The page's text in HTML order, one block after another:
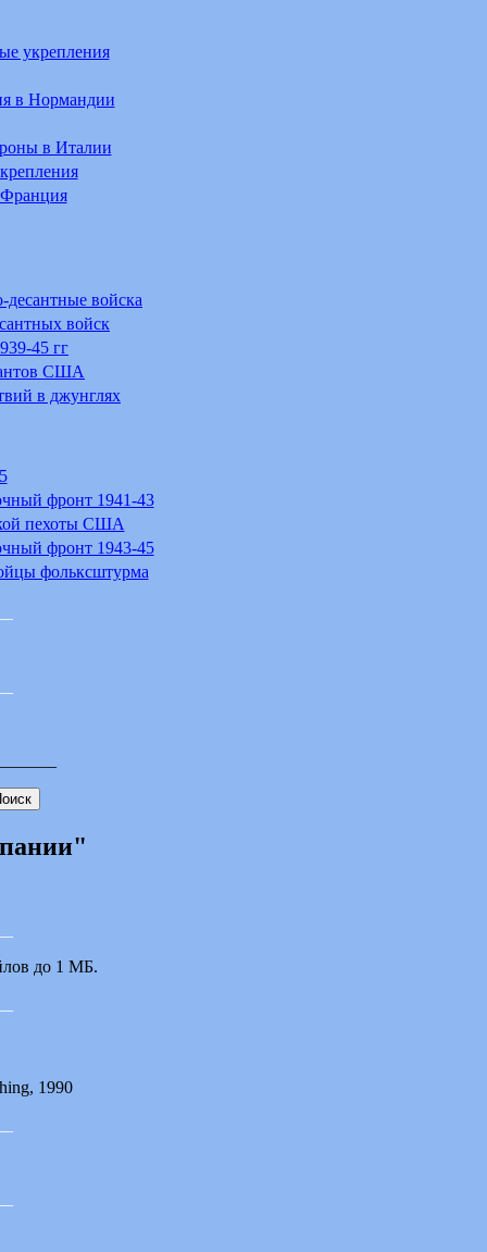
укрепления
в Нормандии
в Италии
войска
войск
45 гг
США
в джунглях
фронт 1941-43
пехоты США
фронт 1943-45
фольксштурма
до 1 МБ.
1990